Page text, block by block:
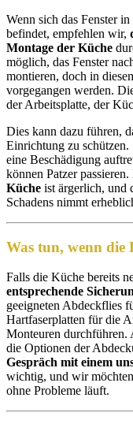
Wenn sich das Fenster
befindet, empfehlen wir,
Montage der Küche
möglich, das Fenster
montieren, doch in
vorgegangen werden.
der Arbeitsplatte, der
Dies kann dazu führen,
Einrichtung zu
eine Beschädigung
können Patzer passieren.
Küche ist ärgerlich, und
Schadens nimmt
Was tun, wenn die
Falls die Küche bereits
entsprechende
geeigneten Abdeckflies
Hartfaserplatten für die
Monteuren durchführen.
die Optionen der
Gespräch mit einem
wichtig, und wir
ohne Probleme läuft.